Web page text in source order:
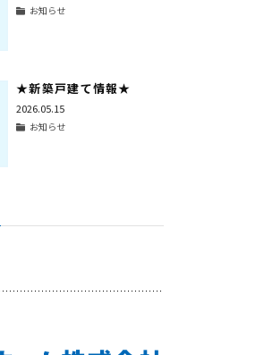
お知らせ
★新築戸建て情報★
2026.05.15
お知らせ